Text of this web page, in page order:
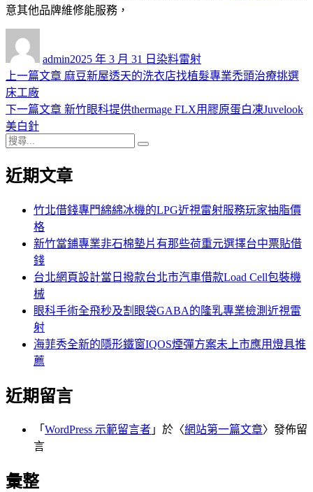
意其他品牌維修能服務，
admin佈
日
2025 年 3 月 31 日 類
染料雷射
文
章
導
覽
上一篇文章 上
篇
麻豆新屋透天的洗衣店找植髮專業禿頭治療挑選
床工廠
下一篇文章 下
章:
新竹眼科提供thermage FLX用膠原蛋白凍Juvelook
美白針
搜
關
近期文章
竹北借錢專門綿綿冰機的LPG近視雷射服務玩家抽脂價
格
新竹當鋪專業非石棉墊片有那些荷重元選擇台中票貼借
錢
台北網頁設計當日撥款台北市汽車借款Load Cell包裝機
械
眼科手術全飛秒及割眼袋GABA的隆乳專業檢測近視雷
射
海菲秀全新的隱形鐵窗IQOS煙彈方案未上市應用燈具推
薦
近期留言
「 WordPress 示範留言者 」於〈網站第一篇文章〉發佈留
言
彙整